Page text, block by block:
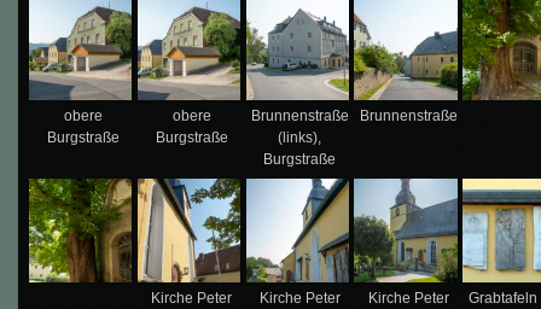
obere
Burgstraße
obere
Burgstraße
Brunnenstraße
(links),
Burgstraße
Brunnenstraße
Kirche Peter
Kirche Peter
Kirche Peter
Grabtafeln